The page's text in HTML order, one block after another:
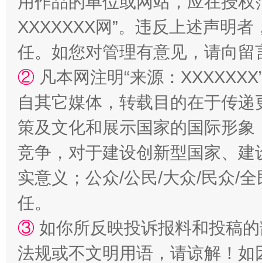
国家大学科技园优化重塑工作
扯下公款旅游的“隐身衣” 如何以
XXXXXXX网”。违反上述声明
任。如您对管理有意见，请向
② 凡本网注明“来源：
自其它媒体，转载目的在于传
策及文化和展示国家的国际形
竞争，对于建设创新型国家、
实意义；公众/公民/大众/民众/
任。
③ 如你所反映投诉报料和投稿
法规或不文明用语，请谅解！